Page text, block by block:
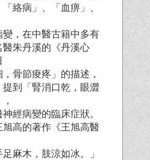
絡病」、「血痹」、
，在中醫古籍中多有
朱丹溪的《丹溪心
骨節痠疼」的描述，
到「腎消口乾，眼澀
經病變的臨床症狀。
高的著作《王旭高醫
麻木，肢涼如冰。」